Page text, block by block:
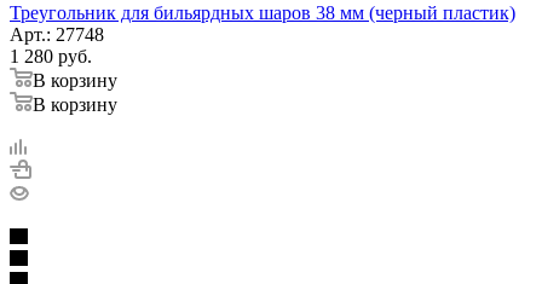
Треугольник для бильярдных шаров 38 мм (черный пластик)
Арт.: 27748
1 280 руб.
В корзину
В корзину